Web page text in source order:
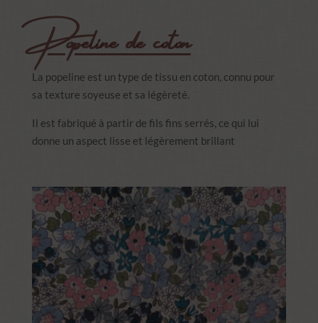
Popeline de coton
La popeline est un type de tissu en coton, connu pour
sa texture soyeuse et sa légèreté.
Il est fabriqué à partir de fils fins serrés, ce qui lui
donne un aspect lisse et légèrement brillant